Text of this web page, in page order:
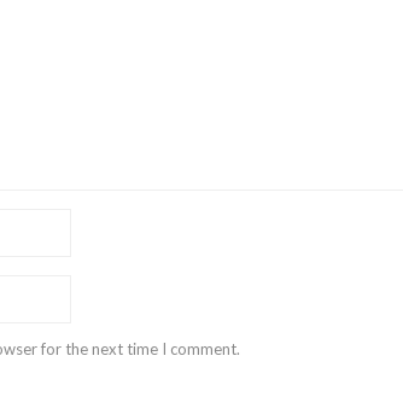
for the next time I comment.